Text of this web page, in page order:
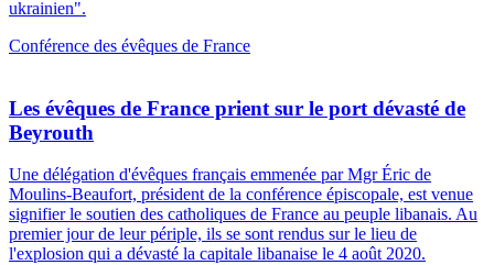
ukrainien".
Conférence des évêques de France
Les évêques de France prient sur le port dévasté de
Beyrouth
Une délégation d'évêques français emmenée par Mgr Éric de
Moulins-Beaufort, président de la conférence épiscopale, est venue
signifier le soutien des catholiques de France au peuple libanais. Au
premier jour de leur périple, ils se sont rendus sur le lieu de
l'explosion qui a dévasté la capitale libanaise le 4 août 2020.